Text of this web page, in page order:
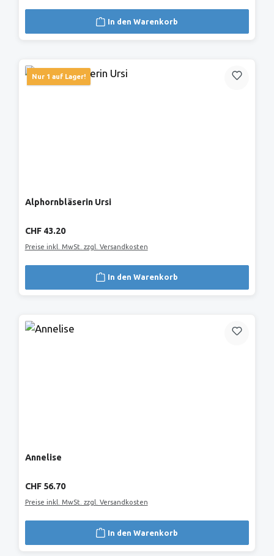
In den Warenkorb
Nur 1 auf Lager!
Alphornbläserin Ursi
Regulärer Preis:
CHF 43.20
Preise inkl. MwSt. zzgl. Versandkosten
In den Warenkorb
Annelise
Regulärer Preis:
CHF 56.70
Preise inkl. MwSt. zzgl. Versandkosten
In den Warenkorb